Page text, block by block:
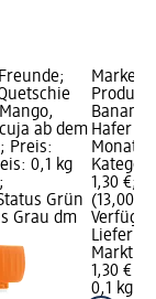
ab dem
Preis:
0,1 kg
Grün
Grau dm
Marke:
Hafer &
Monat,
1,30 €;
(13,00 €
Markt
1,30 €
0,1 kg